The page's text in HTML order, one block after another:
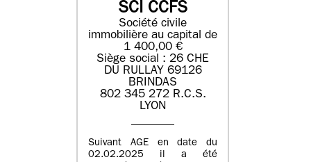
SCI CCFS
Société civile
immobilière au capital de
1 400,00 €
Siège social : 26 CHE
DU RULLAY 69126
BRINDAS
802 345 272 R.C.S.
LYON
Suivant AGE en date du
02.02.2025 il a été